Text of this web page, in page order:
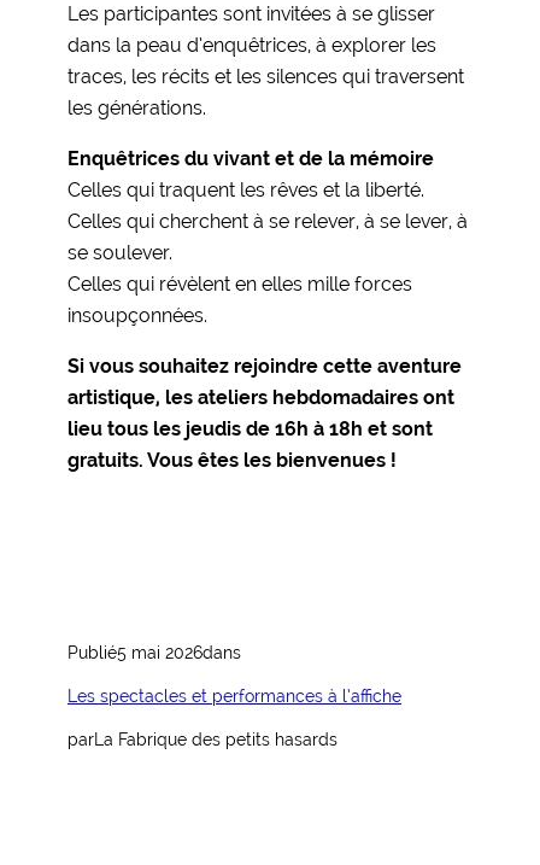
Les participantes sont invitées à se glisser
dans la peau d’enquêtrices, à explorer les
traces, les récits et les silences qui traversent
les générations.
Enquêtrices du vivant et de la mémoire
Celles qui traquent les rêves et la liberté.
Celles qui cherchent à se relever, à se lever, à
se soulever.
Celles qui révèlent en elles mille forces
insoupçonnées.
Si vous souhaitez rejoindre cette aventure
artistique, les ateliers hebdomadaires ont
lieu tous les jeudis de 16h à 18h et sont
gratuits. Vous êtes les bienvenues !
Publié5 mai 2026dans
Les spectacles et performances à l’affiche
parLa Fabrique des petits hasards